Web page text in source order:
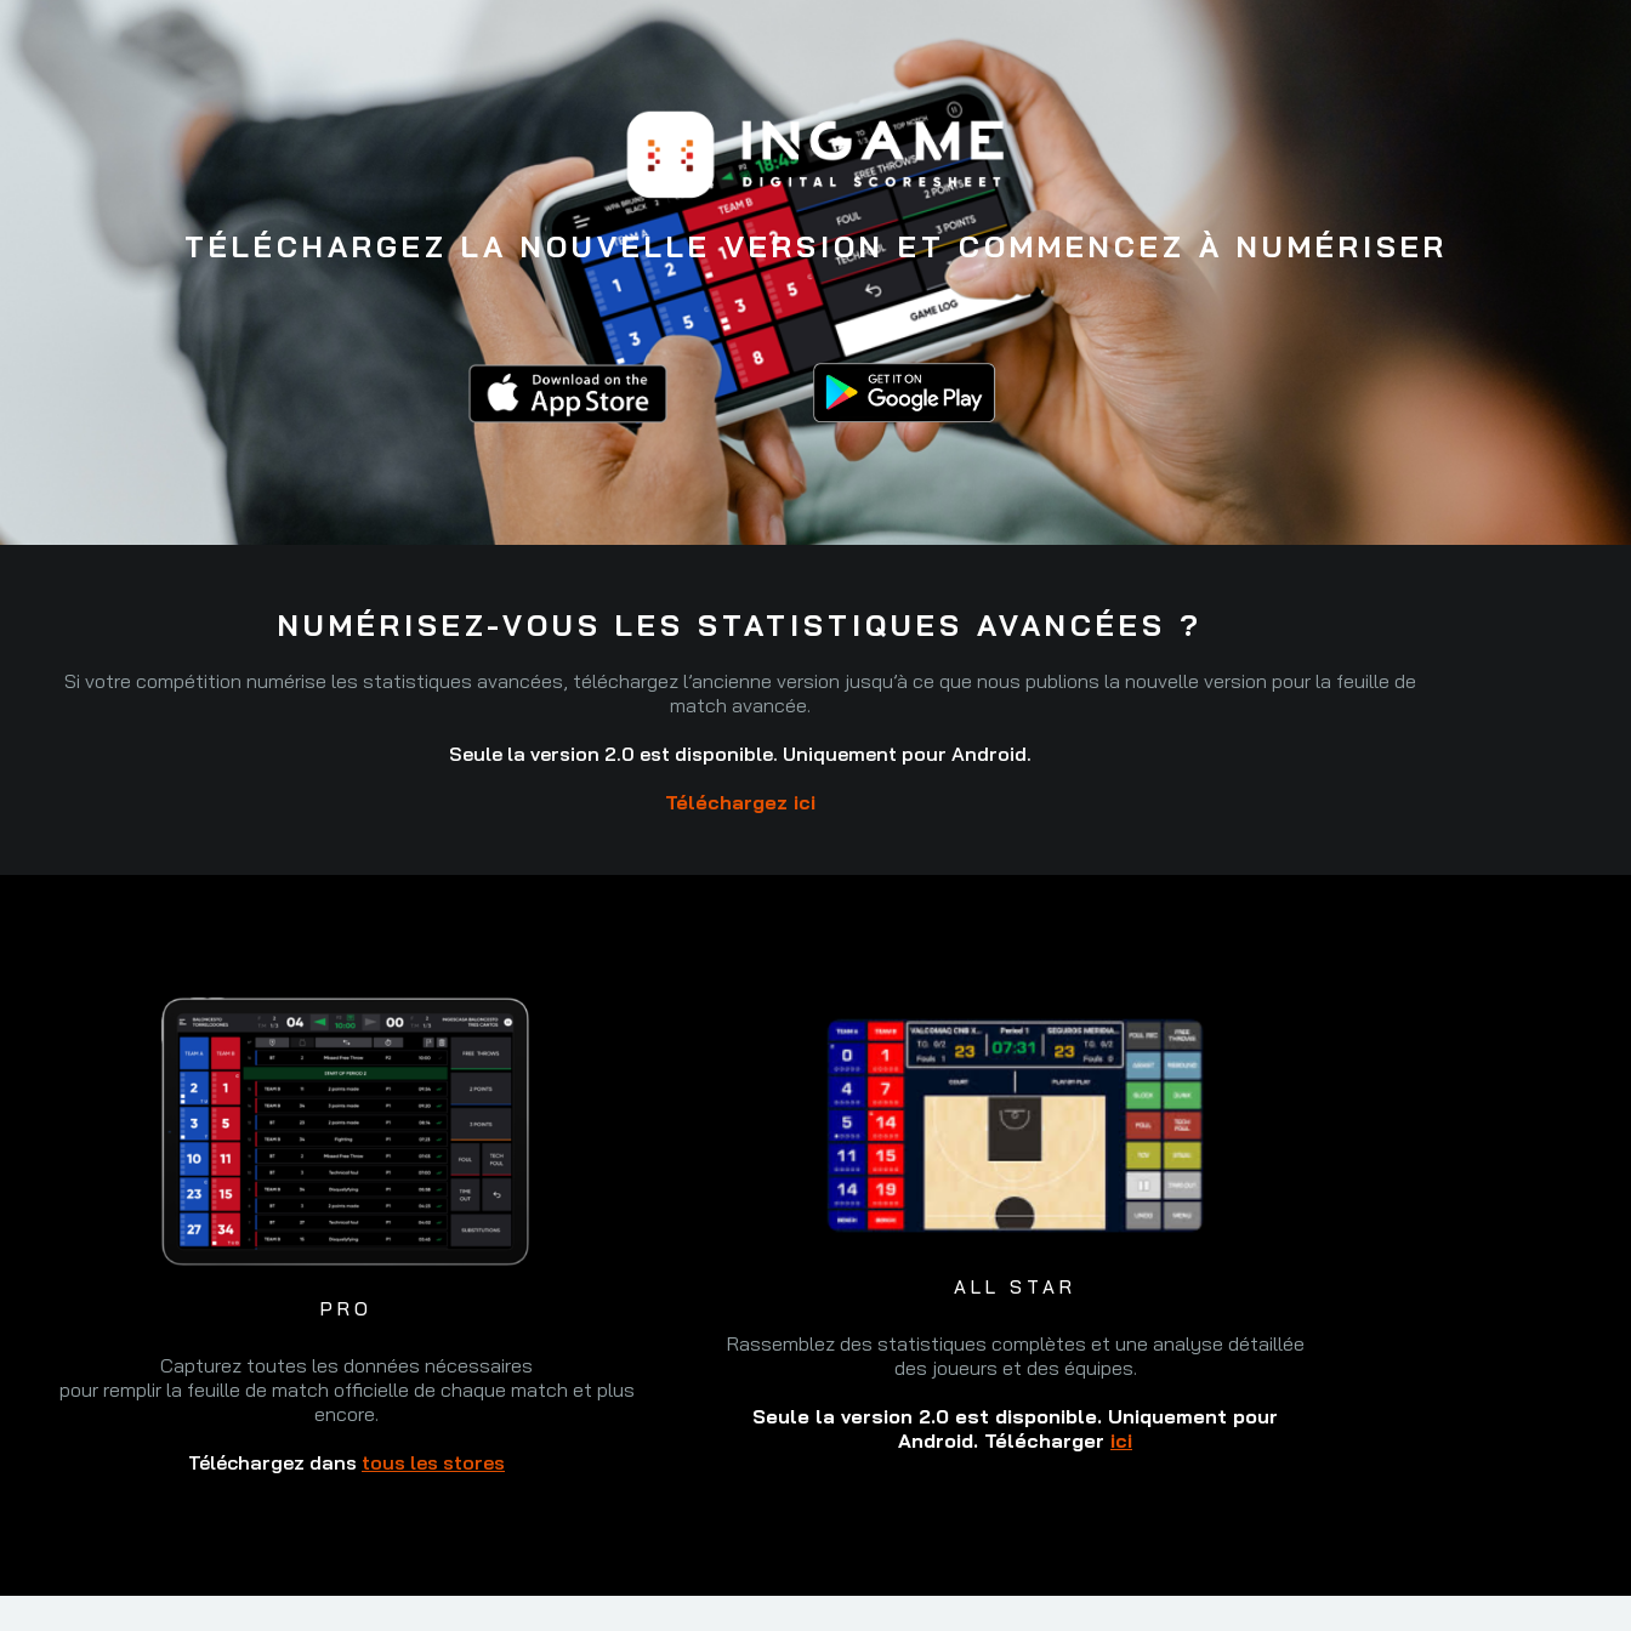
TÉLÉCHARGEZ LA NOUVELLE VERSION ET COMMENCEZ À NUMÉRISER
NUMÉRISEZ-VOUS LES STATISTIQUES AVANCÉES ?
Si votre compétition numérise les statistiques avancées, téléchargez l’ancienne version jusqu’à ce que nous publions la nouvelle version pour la feuille de
match avancée.
Seule la version 2.0 est disponible. Uniquement pour Android.
Téléchargez ici
PRO
Capturez toutes les données nécessaires
pour remplir la feuille de match officielle de chaque match et plus
encore.
Téléchargez dans tous les stores
ALL STAR
Rassemblez des statistiques complètes et une analyse détaillée
des joueurs et des équipes.
Seule la version 2.0 est disponible. Uniquement pour
Android. Télécharger ici